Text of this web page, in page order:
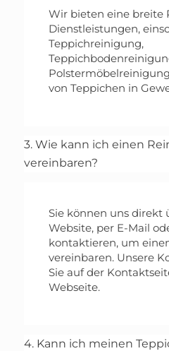
Wir bieten eine breite
Dienstleistungen,
Teppichreinigung,
von Teppichen in
3. Wie kann ich einen
vereinbaren?
Sie können uns direkt
Website, per E-Mail
kontaktieren, um
vereinbaren. Unsere
Sie auf der
Webseite.
4. Kann ich meinen